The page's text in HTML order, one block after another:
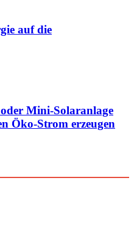
auf die
Mini-Solaranlage
Öko-Strom erzeugen